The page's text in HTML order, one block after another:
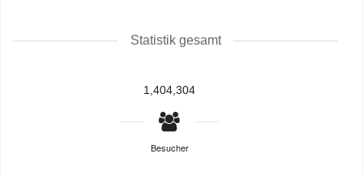
Statistik gesamt
1,404,304
Besucher